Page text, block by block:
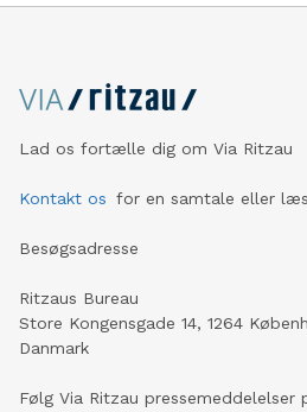
Lad os fortælle dig om Via Ritzau
Kontakt os for en samtale eller
Besøgsadresse
Ritzaus Bureau
Store Kongensgade 14, 1264
Danmark
Følg Via Ritzau pressemeddelelser